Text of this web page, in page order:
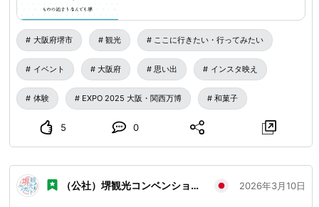
費：800円（税込・レネの和菓子付） 👨‍🍳定員：各回約20
名（所要時間 約20分） ✅申込方法：予約不要、当日先着順
🔍詳しくは「紐とけば堺2026」で検索！ 🔗www.sakai-
tcb.or.jp ...
大阪府堺市 観光 ここに行きたい・行ってみたい
イベント 大阪府 思い出 インスタ映え
体験 EXPO 2025 大阪・関西万博 和菓子
5 0
（公社）堺観光コンベンション協会 2026年3月10日